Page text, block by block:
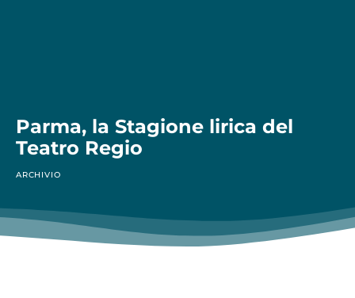
Parma, la Stagione lirica del
Teatro Regio
ARCHIVIO